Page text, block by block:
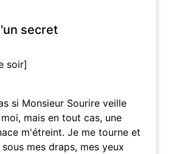
secret
soir]
si Monsieur Sourire veille
mais en tout cas, une
m'étreint. Je me tourne et
mes draps, mes yeux